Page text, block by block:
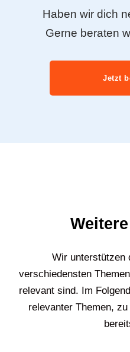
Haben wir dich
Gerne beraten
Jetzt
Wir unterstützen
verschiedensten
relevant sind. Im
relevanter Themen,